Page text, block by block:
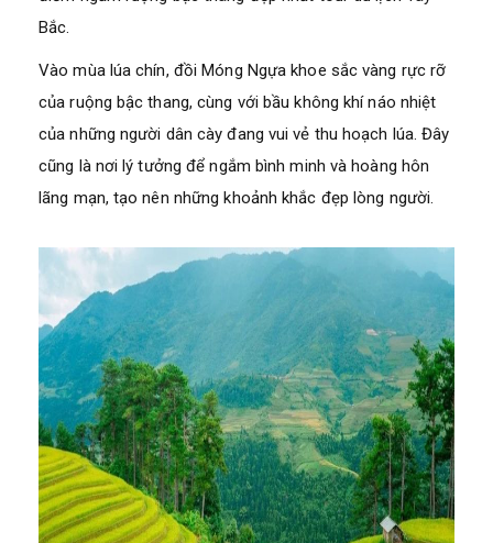
Bắc.
Vào mùa lúa chín, đồi Móng Ngựa khoe sắc vàng rực rỡ
của ruộng bậc thang, cùng với bầu không khí náo nhiệt
của những người dân cày đang vui vẻ thu hoạch lúa. Đây
cũng là nơi lý tưởng để ngắm bình minh và hoàng hôn
lãng mạn, tạo nên những khoảnh khắc đẹp lòng người.